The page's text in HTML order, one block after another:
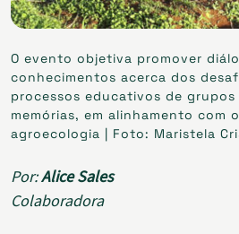
O evento objetiva promover
conhecimentos acerca dos
processos educativos de grupos
memórias, em alinhamento com
agroecologia | Foto: Maristela
Por:Alice Sales
Colaboradora